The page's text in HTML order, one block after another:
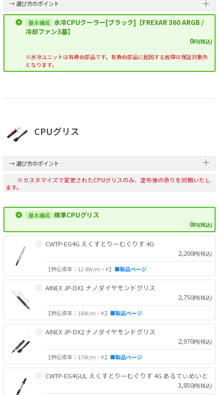
→ 選び方のポイント
水冷CPUクーラー[ブラック]【FREXAR 360 ARGB /
冷却ファン3基】
0円(税込)
※水冷ユニットは有寿命部品です。有寿命部品に起因する故障は保証対象外
となります。
CPUグリス
→ 選び方のポイント
※カスタマイズで変更されたCPUグリスのみ、塗布後の余りを同梱いたし
ます。
標準CPUグリス
0円(税込)
CWTP-EG4G えくすとりーむぐりす 4G
2,200円(税込)
【熱伝導率：12.8W/m・K】 ■製品ページ
AINEX JP-DX1 ナノダイヤモンドグリス
2,750円(税込)
【熱伝導率：16W/m・K】 ■製品ページ
AINEX JP-DX2 ナノダイヤモンドグリス
2,970円(税込)
【熱伝導率：17W/m・K】 ■製品ページ
CWTP-EG4GUL えくすとりーむぐりす 4G あるてぃめいと
3,850円(税込)